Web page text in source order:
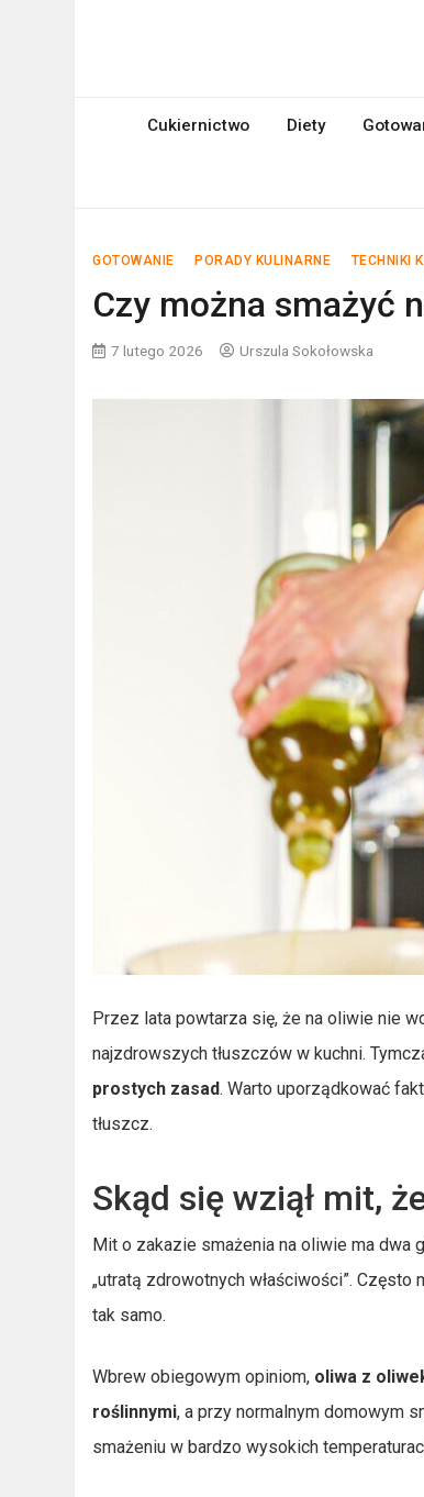
mniami.pl
Cukiernictwo Diety
GOTOWANIE PORADY KULINARNE TECHNIKI
Czy można smażyć
7 lutego 2026 Urszula Sokołowska
Przez lata powtarza się, że na oliwie nie
najzdrowszych tłuszczów w kuchni.
prostych zasad. Warto uporządkować
tłuszcz.
Skąd się wziął mit,
Mit o zakazie smażenia na oliwie ma dwa
„utratą zdrowotnych właściwości”.
tak samo.
Wbrew obiegowym opiniom, oliwa z
roślinnymi, a przy normalnym domowym
smażeniu w bardzo wysokich